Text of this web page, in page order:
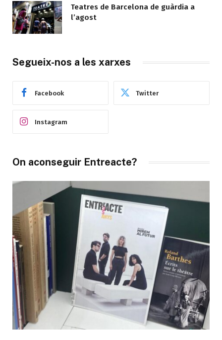
Teatres de Barcelona de guàrdia a
l’agost
Segueix-nos a les xarxes
Facebook Twitter
Instagram
On aconseguir Entreacte?